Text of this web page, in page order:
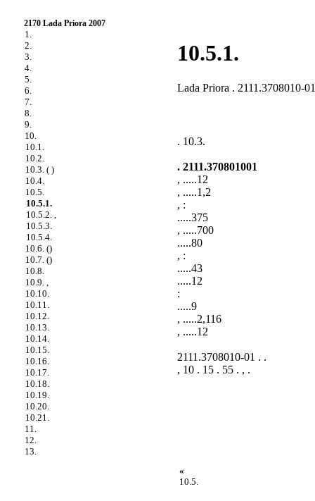
2170 Lada Priora 2007
1.
2.
3.
4.
5.
6.
7.
8.
9.
10.
10.1.
10.2.
10.3. ( )
10.4.
10.5.
10.5.1.
10.5.2. ,
10.5.3.
10.5.4.
10.6. ()
10.7. ()
10.8.
10.9. ,
10.10.
10.11.
10.12.
10.13.
10.14.
10.15.
10.16.
10.17.
10.18.
10.19.
10.20.
10.21.
11.
12.
13.
10.5.1.
Lada Priora . 2111.3708010-
. 10.3.
. 2111.370801001
, .....12
, .....1,2
, :
.....375
, .....700
.....80
, :
.....43
.....12
:
.....9
, .....2,116
, .....12
2111.3708010-01 . .
, 10 . 15 . 55 . , .
«
10.5.